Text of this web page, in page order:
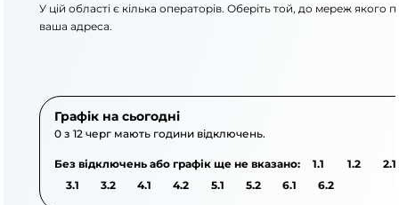
У цій області є кілька операторів. Оберіть той, до мереж якого
ваша адреса.
Графік на сьогодні
0 з 12 черг мають години відключень.
Без відключень або графік ще не вказано: 1.1 1.2
2.1
3.1
3.2 4.1 4.2 5.1 5.2 6.1 6.2